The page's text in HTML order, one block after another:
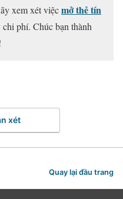
xem xét việcmở thẻ tín
phí. Chúc bạn thành
xét
Quay lại đầu trang